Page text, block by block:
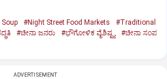
Soup #Night Street Food Markets
#Traditional
#ಚೀನಾ ಜನರು #ಭೌಗೋಳಿಕ ವೈಶಿಷ್ಟ್ಯ
#ಚೀನಾ ಸಂಪ
ADVERTISEMENT